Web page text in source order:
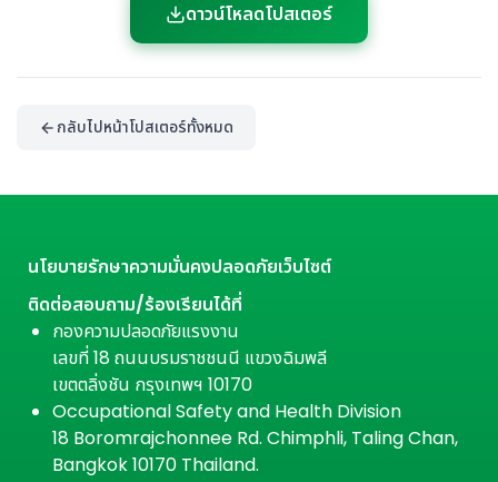
ดาวน์โหลดโปสเตอร์
กลับไปหน้าโปสเตอร์ทั้งหมด
นโยบายรักษาความมั่นคงปลอดภัยเว็บไซต์
ติดต่อสอบถาม/ร้องเรียนได้ที่
กองความปลอดภัยแรงงาน
เลขที่ 18 ถนนบรมราชชนนี แขวงฉิมพลี
เขตตลิ่งชัน กรุงเทพฯ 10170
Occupational Safety and Health Division
18 Boromrajchonnee Rd. Chimphli, Taling Chan,
Bangkok 10170 Thailand.